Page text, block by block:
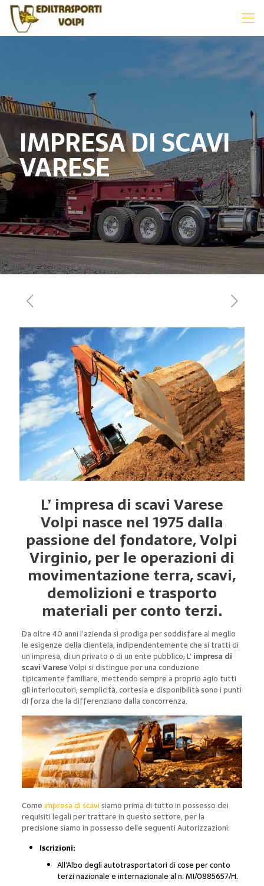
IMPRESA DI SCAVI
VARESE
L’ impresa di scavi Varese
Volpi nasce nel 1975 dalla
passione del fondatore, Volpi
Virginio, per le operazioni di
movimentazione terra, scavi,
demolizioni e trasporto
materiali per conto terzi.
Da oltre 40 anni l’azienda si prodiga per soddisfare al meglio
le esigenze della clientela, indipendentemente che si tratti di
un’impresa, di un privato o di un ente pubblico; L’ impresa di
scavi VareseVolpi si distingue per una conduzione
tipicamente familiare, mettendo sempre a proprio agio tutti
gli interlocutori; semplicità, cortesia e disponibilità sono i punti
di forza che la differenziano dalla concorrenza.
Comeimpresa di scavisiamo prima di tutto in possesso dei
requisiti legali per trattare in questo settore, per la
precisione siamo in possesso delle seguenti Autorizzazioni:
Iscrizioni:
All’Albo degli autotrasportatori di cose per conto
terzi nazionale e internazionale al n. MI/0885657/H.